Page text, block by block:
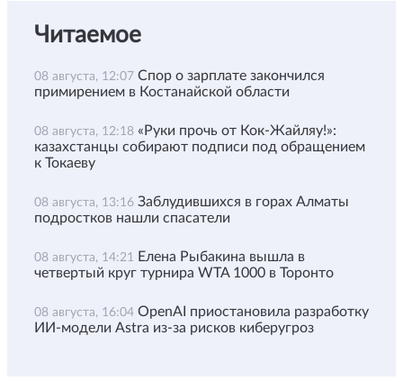
Читаемое
08 августа, 12:07 Спор о зарплате закончился
примирением в Костанайской области
08 августа, 12:18 «Руки прочь от Кок-Жайляу!»:
казахстанцы собирают подписи под обращением
к Токаеву
08 августа, 13:16 Заблудившихся в горах Алматы
подростков нашли спасатели
08 августа, 14:21 Елена Рыбакина вышла в
четвертый круг турнира WTA 1000 в Торонто
08 августа, 16:04 OpenAI приостановила разработку
ИИ-модели Astra из-за рисков киберугроз